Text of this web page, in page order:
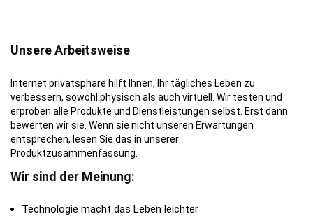
Unsere Arbeitsweise
Internet privatsphare hilft Ihnen, Ihr tägliches Leben zu
verbessern, sowohl physisch als auch virtuell. Wir testen und
erproben alle Produkte und Dienstleistungen selbst. Erst dann
bewerten wir sie. Wenn sie nicht unseren Erwartungen
entsprechen, lesen Sie das in unserer
Produktzusammenfassung.
Wir sind der Meinung:
Technologie macht das Leben leichter